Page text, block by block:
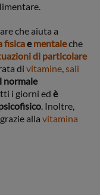
che aiuta a
fisicaementaleche
di particolare
di vitamine,sali
normale
i giorni ed è
. Inoltre,
alla vitamina